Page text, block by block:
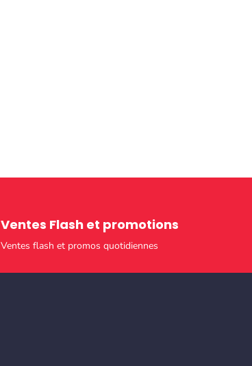
Ventes Flash et promotions​
Ventes flash et promos quotidiennes